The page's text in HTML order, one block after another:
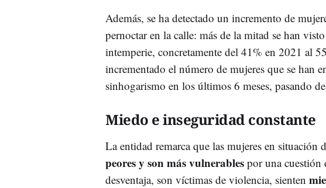
Además, se ha detectado un incremento de
pernoctar en la calle: más de la mitad se han
intemperie, concretamente del 41% en 2021 al
incrementado el número de mujeres que se han
sinhogarismo en los últimos 6 meses, pasando
Miedo e inseguridad constante
La entidad remarca que las mujeres en situación
peores y son más vulnerables por una cuestión
desventaja, son víctimas de violencia, sienten